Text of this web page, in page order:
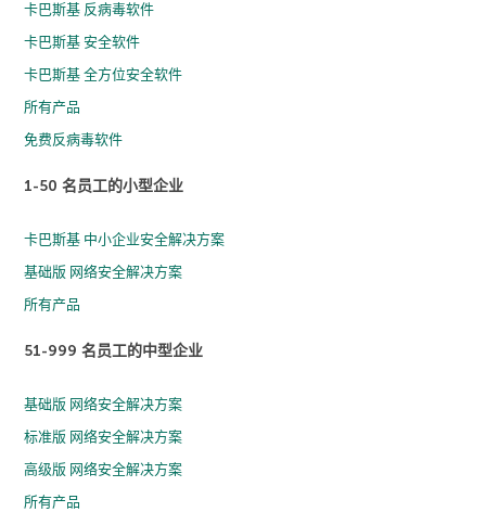
卡巴斯基 反病毒软件
卡巴斯基 安全软件
卡巴斯基 全方位安全软件
所有产品
免费反病毒软件
1-50 名员工的小型企业
卡巴斯基 中小企业安全解决方案
基础版 网络安全解决方案
所有产品
51-999 名员工的中型企业
基础版 网络安全解决方案
标准版 网络安全解决方案
高级版 网络安全解决方案
所有产品